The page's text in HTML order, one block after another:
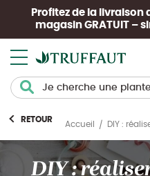
Profitez de la livraison
magasin GRATUIT –
RETOUR
Accueil DIY :
DIY :